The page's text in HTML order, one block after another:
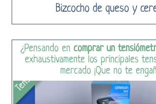
Bizcocho de queso y
¿Pensando en comprar un
exhaustivamente los principales
mercado ¡Que no te